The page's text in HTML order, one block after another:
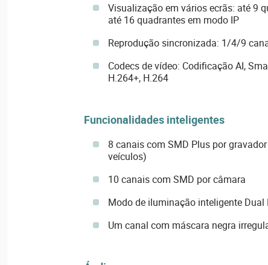
Visualização em vários ecrãs: até 9
até 16 quadrantes em modo IP
Reprodução sincronizada: 1/4/9
Codecs de vídeo: Codificação AI,
H.264+, H.264
Funcionalidades inteligentes
8 canais com SMD Plus por
veículos)
10 canais com SMD por câmara
Modo de iluminação inteligente Dual
Um canal com máscara negra